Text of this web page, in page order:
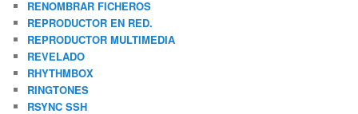
RENOMBRAR FICHEROS
REPRODUCTOR EN RED.
REPRODUCTOR MULTIMEDIA
REVELADO
RHYTHMBOX
RINGTONES
RSYNC SSH